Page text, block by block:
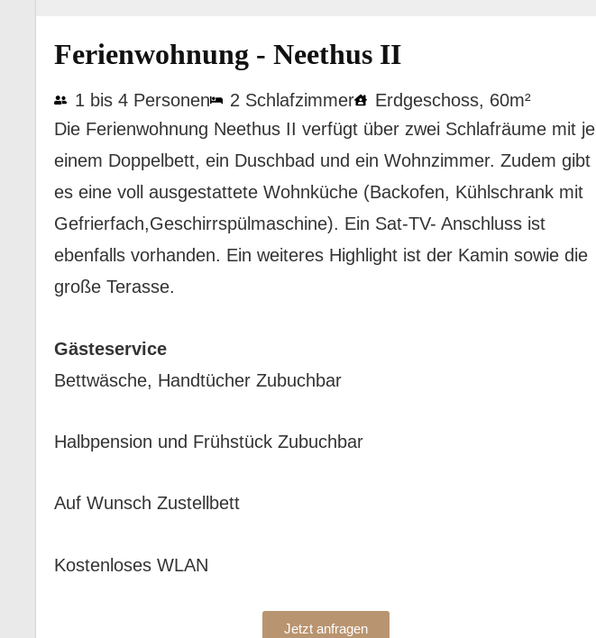
Ferienwohnung - Neethus II
1 bis 4 Personen 2 Schlafzimmer
Erdgeschoss, 60m²
Die Ferienwohnung Neethus II verfügt über zwei Schlafräume mit je
einem Doppelbett, ein Duschbad und ein Wohnzimmer. Zudem gibt
es eine voll ausgestattete Wohnküche (Backofen, Kühlschrank mit
Gefrierfach,Geschirrspülmaschine). Ein Sat-TV- Anschluss ist
ebenfalls vorhanden. Ein weiteres Highlight ist der Kamin sowie die
große Terasse.
Gästeservice
Bettwäsche, Handtücher Zubuchbar
Halbpension und Frühstück Zubuchbar
Auf Wunsch Zustellbett
Kostenloses WLAN
Jetzt anfragen